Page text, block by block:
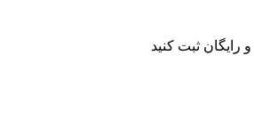
رایگان ثبت کنید